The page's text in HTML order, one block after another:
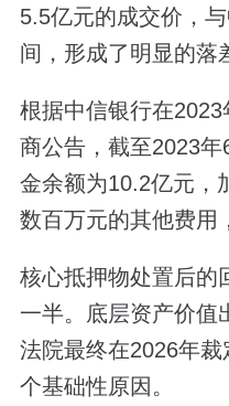
5.5亿元的成交价，
间，形成了明显的落
根据中信银行在
商公告，截至2023
金余额为10.2亿元，
数百万元的其他费用
核心抵押物处置后的
一半。底层资产价值
法院最终在2026年
个基础性原因。